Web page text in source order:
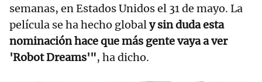
semanas, en Estados Unidos el 31 de mayo. La
película se ha hecho globaly sin duda esta
nominación hace que más gente vaya a ver
'Robot Dreams'", ha dicho.